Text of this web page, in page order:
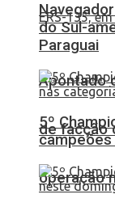
Apontado
de facção
operação
do Sul-
Paraguai
5º